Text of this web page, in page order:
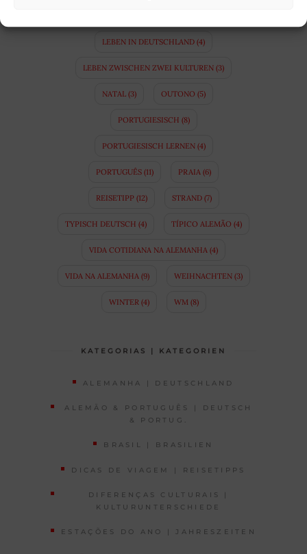
LEBEN IN DEUTSCHLAND (4)
LEBEN ZWISCHEN ZWEI KULTUREN (3)
NATAL(3) OUTONO (5)
PORTUGIESISCH (8)
PORTUGIESISCH LERNEN(4)
PORTUGUÊS (11) PRAIA (6)
REISETIPP(12) STRAND(7)
TYPISCH DEUTSCH (4) TÍPICO ALEMÃO (4)
VIDA COTIDIANA NA ALEMANHA (4)
VIDA NA ALEMANHA(9) WEIHNACHTEN(3)
WINTER(4) WM(8)
KATEGORIAS | KATEGORIEN
ALEMANHA | DEUTSCHLAND
ALEMÃO & PORTUGUÊS | DEUTSCH
& PORTUG.
BRASIL | BRASILIEN
DICAS DE VIAGEM | REISETIPPS
DIFERENÇAS CULTURAIS |
KULTURUNTERSCHIEDE
ESTAÇÕES DO ANO | JAHRESZEITEN